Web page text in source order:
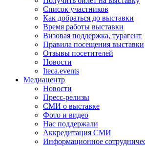
Список участников
Как добраться до выставки
Время работы выставки
Визовая поддержка, турагент
Правила посещения выставки
Отзывы посетителей
Новости
Iteca.events
Медиацентр
Новости
Пресс-релизы
СМИ о выставке
Фото и видео
Нас поддержали
Аккредитация СМИ
Информационное